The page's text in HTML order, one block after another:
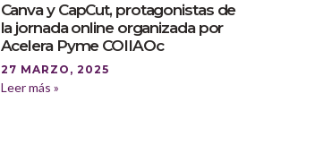
Canva y CapCut, protagonistas de
la jornada online organizada por
Acelera Pyme COIIAOc
27 MARZO, 2025
Leer más »